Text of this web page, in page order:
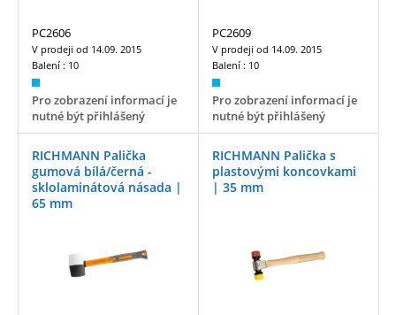
PC2606
V prodeji od 14.09. 2015
Balení : 10
Pro zobrazení informací je
nutné být přihlášený
PC2609
V prodeji od 14.09. 2015
Balení : 10
Pro zobrazení informací je
nutné být přihlášený
RICHMANN Palička
gumová bílá/černá -
sklolaminátová násada |
65 mm
RICHMANN Palička s
plastovými koncovkami
| 35 mm